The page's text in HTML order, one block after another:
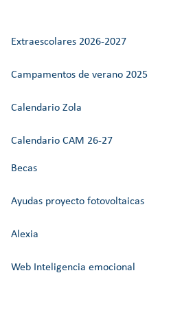
Extraescolares 2026-2027
Campamentos de verano 2025
Calendario Zola
Calendario CAM 26-27
Becas
Ayudas proyecto fotovoltaicas
Alexia
Web Inteligencia emocional